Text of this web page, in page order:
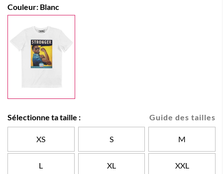
Couleur: Blanc
Guide des tailles
Sélectionne ta taille :
XS S M
L XL XXL